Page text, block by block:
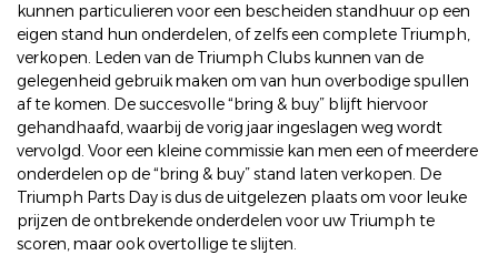
kunnen particulieren voor een bescheiden standhuur op een
eigen stand hun onderdelen, of zelfs een complete Triumph,
verkopen. Leden van de Triumph Clubs kunnen van de
gelegenheid gebruik maken om van hun overbodige spullen
af te komen. De succesvolle “bring & buy” blijft hiervoor
gehandhaafd, waarbij de vorig jaar ingeslagen weg wordt
vervolgd. Voor een kleine commissie kan men een of meerdere
onderdelen op de “bring & buy” stand laten verkopen. De
Triumph Parts Day is dus de uitgelezen plaats om voor leuke
prijzen de ontbrekende onderdelen voor uw Triumph te
scoren, maar ook overtollige te slijten.